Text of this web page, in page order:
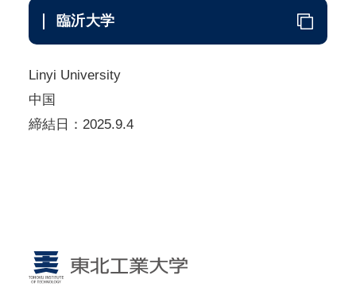
臨沂大学
Linyi University
中国
締結日：2025.9.4